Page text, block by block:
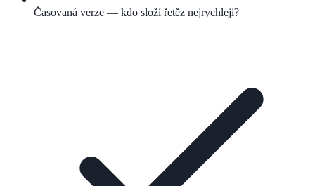
Časovaná verze — kdo složí řetěz nejrychleji?